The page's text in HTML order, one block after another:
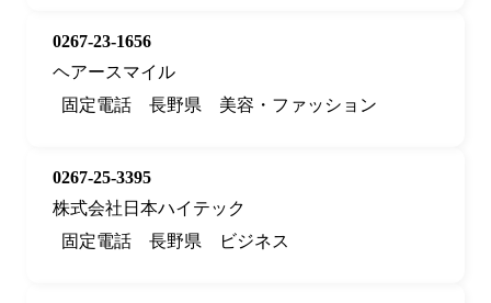
0267-23-1656
ヘアースマイル
固定電話
長野県 美容・ファッション
0267-25-3395
株式会社日本ハイテック
固定電話
長野県 ビジネス